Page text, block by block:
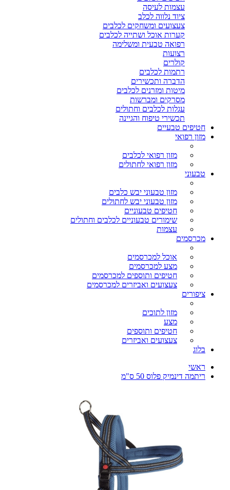
עצמות לעיסה
ציוד נלווה לכלב
צעצועים ומשחקים לכלבים
קערות אוכל ושתייה לכלבים
רפואה טבעית ומשלימה
רצועות
קולרים
רתמות לכלבים
הדברה ותכשירים
מיטות ומזרנים לכלבים
מסרקים ומברשות
עגלות לכלבים וחתולים
תכשירי טיפוח והגיינה
חטיפים טבעיים
מזון רפואי
מזון רפואי לכלבים
מזון רפואי לחתולים
טבעוני
מזון טבעוני יבש כלבים
מזון טבעוני יבש לחתולים
חטיפים טבעוניים
שימורים טבעוניים לכלבים וחתולים
עצמות
מכרסמים
אוכל למכרסמים
מצע למכרסמים
חטיפים ותוספים למכרסמים
צעצועים ואביזרים למכרסמים
ציפורים
מזון לתוכים
מצע
חטיפים ותוספים
צעצועים ואביזרים
בלוג
ראשי
ריתמה דינמיק פלוס 50 ס"מ